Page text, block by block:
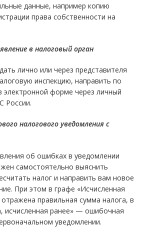
данные, например копию
права собственности на
в налоговый орган
лично или через представителя
инспекцию, направить по
электронной форме через личный
России.
налогового уведомления с
об ошибках в уведомлении
самостоятельно выяснить
налог и направить вам новое
При этом в графе «Исчисленная
правильная сумма налога, в
исчисленная ранее» — ошибочная
уведомлении.